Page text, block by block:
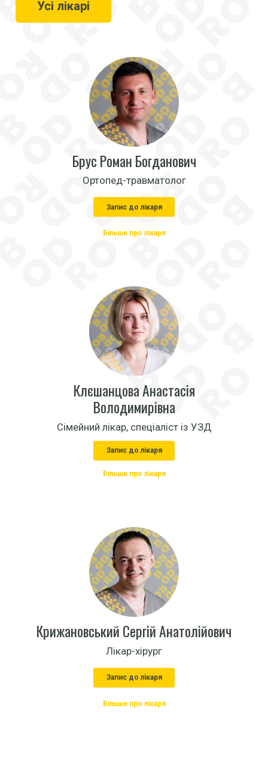
Усі лікарі
Брус Роман Богданович
Ортопед-травматолог
Запис до лікаря
Більше про лікаря
Клєшанцова Анастасія
Володимирівна
Сімейний лікар, спеціаліст із УЗД
Запис до лікаря
Більше про лікаря
Крижановський Сергій Анатолійович
Лікар-хірург
Запис до лікаря
Більше про лікаря